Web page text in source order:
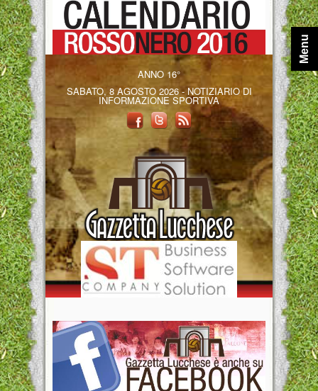
ANNO 16°
SABATO, 8 AGOSTO 2026 - NOTIZIARIO DI
INFORMAZIONE SPORTIVA
Menu